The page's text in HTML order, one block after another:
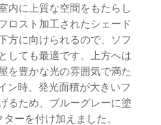
内に上質な空間をもたらし
ロスト加工されたシェード
方に向けられるので、ソフ
しても最適です。上方へは
を豊かな光の雰囲気で満た
ン時、発光面積が大きいフ
るため、ブルーグレーに塗
ーを付け加えました。